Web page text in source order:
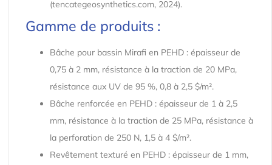
(tencategeosynthetics.com, 2024).
Gamme de produits :
Bâche pour bassin Mirafi en PEHD : épaisseur de
0,75 à 2 mm, résistance à la traction de 20 MPa,
résistance aux UV de 95 %, 0,8 à 2,5 $/m².
Bâche renforcée en PEHD : épaisseur de 1 à 2,5
mm, résistance à la traction de 25 MPa, résistance à
la perforation de 250 N, 1,5 à 4 $/m².
Revêtement texturé en PEHD : épaisseur de 1 mm,